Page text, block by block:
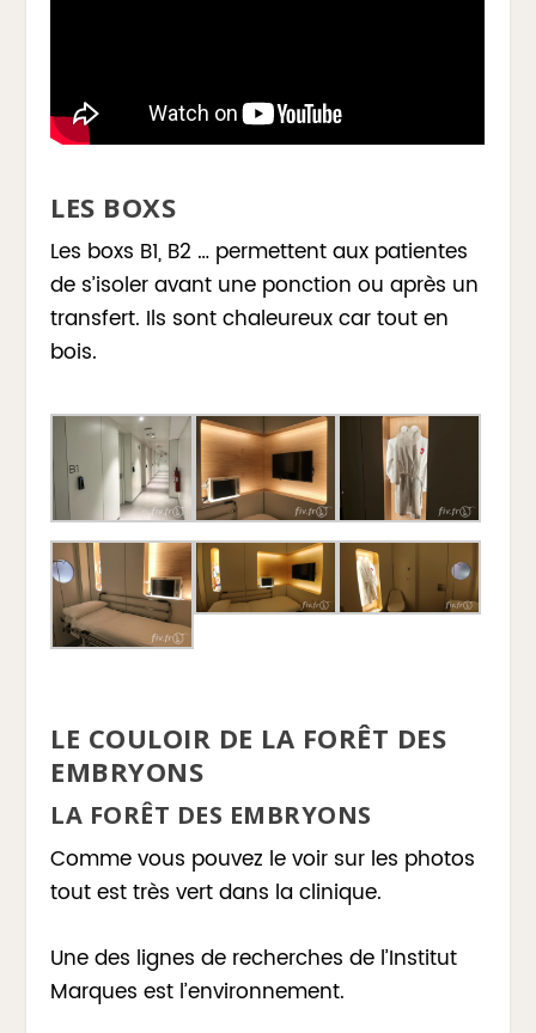
LES BOXS
Les boxs B1, B2 … permettent aux patientes
de s’isoler avant une ponction ou après un
transfert. Ils sont chaleureux car tout en
bois.
LE COULOIR DE LA FORÊT DES
EMBRYONS
LA FORÊT DES EMBRYONS
Comme vous pouvez le voir sur les photos
tout est très vert dans la clinique.
Une des lignes de recherches de l’Institut
Marques est l’environnement.